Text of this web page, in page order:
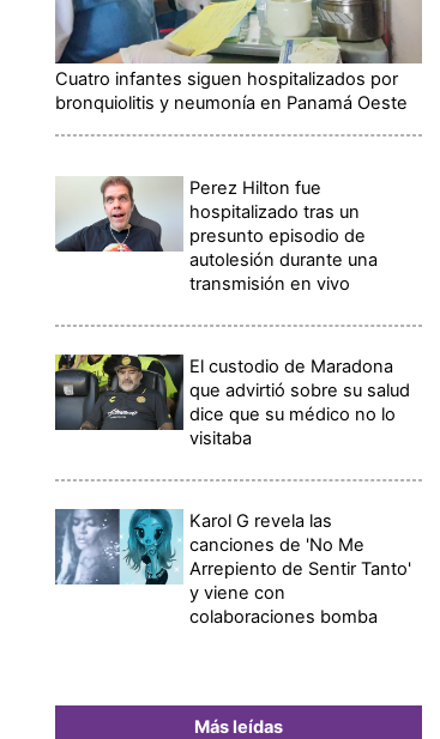
Cuatro infantes siguen hospitalizados por
bronquiolitis y neumonía en Panamá Oeste
Perez Hilton fue
hospitalizado tras un
presunto episodio de
autolesión durante una
transmisión en vivo
El custodio de Maradona
que advirtió sobre su salud
dice que su médico no lo
visitaba
Karol G revela las
canciones de 'No Me
Arrepiento de Sentir Tanto'
y viene con
colaboraciones bomba
Más leídas